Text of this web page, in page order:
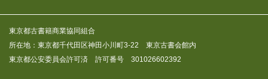
東京都古書籍商業協同組合
所在地：東京都千代田区神田小川町3-22 東京古書会館内
東京都公安委員会許可済 許可番号 301026602392